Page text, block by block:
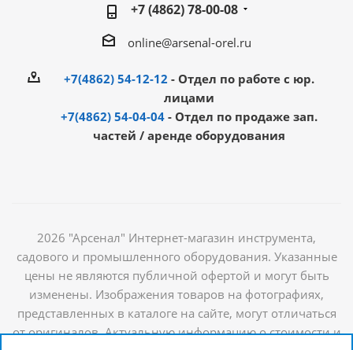
+7 (4862) 78-00-08
online@arsenal-orel.ru
+7(4862) 54-12-12 - Отдел по работе с юр.
лицами
+7(4862) 54-04-04 - Отдел по продаже зап.
частей / аренде оборудования
2026 "Арсенал" Интернет-магазин инструмента,
садового и промышленного оборудования. Указанные
цены не являются публичной офертой и могут быть
изменены. Изображения товаров на фотографиях,
представленных в каталоге на сайте, могут отличаться
от оригиналов. Актуальную информацию о стоимости и